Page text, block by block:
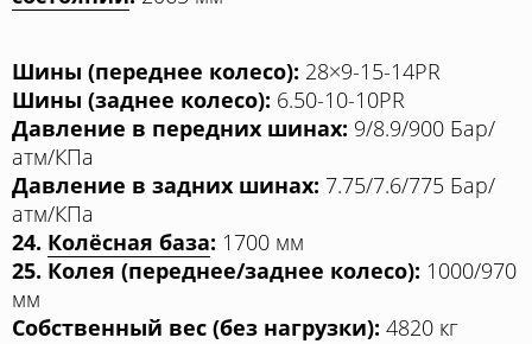
Шины (переднее колесо): 28×9-15-14PR
Шины (заднее колесо): 6.50-10-10PR
Давление в передних шинах: 9/8.9/900 Бар/
атм/КПа
Давление в задних шинах: 7.75/7.6/775 Бар/
атм/КПа
24. Колёсная база: 1700 мм
25. Колея (переднее/заднее колесо): 1000/970
мм
Собственный вес (без нагрузки): 4820 кг